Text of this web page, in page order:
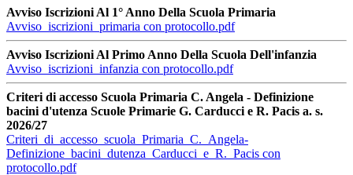
Avviso Iscrizioni Al 1° Anno Della Scuola Primaria
Avviso_iscrizioni_primaria con protocollo.pdf
Avviso Iscrizioni Al Primo Anno Della Scuola Dell'infanzia
Avviso_iscrizioni_infanzia con protocollo.pdf
Criteri di accesso Scuola Primaria C. Angela - Definizione
bacini d'utenza Scuole Primarie G. Carducci e R. Pacis a. s.
2026/27
Criteri_di_accesso_scuola_Primaria_C._Angela-
Definizione_bacini_dutenza_Carducci_e_R._Pacis con
protocollo.pdf